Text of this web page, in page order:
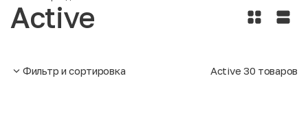
Active
Фильтр и сортировка Active 30 товаров